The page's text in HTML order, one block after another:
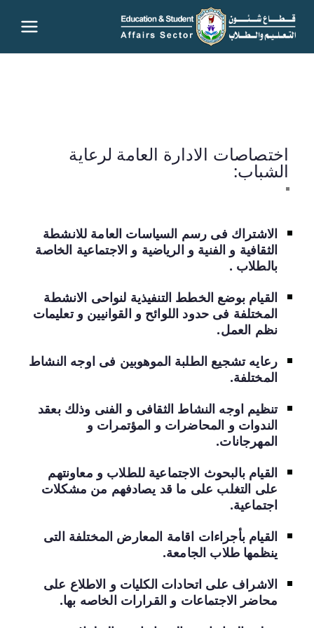
قطاع
والطلاب
سوهاج
اختصاصات الادارة العامة لرعاية
الشباب:
الاشتراك فى رسم السياسات العامة للانشطة
الثقافية و الفنية و الرياضية و الاجتماعية الخاصة
بالطلاب .
القيام بوضع الخطط التنفيذية لنواحى الانشطة
المختلفة فى حدود اللوائح و القوانيين و تعليمات
نظم العمل.
رعايه تشجيع الطلبة الموهوبين فى اوجه النشاط
المختلفة.
تنظيم اوجه النشاط الثقافى و الفنى وذلك بعقد
الندوات و المحاضرات و المؤتمرات و
المهرجانات.
القيام بالبحوث الاجتماعية للطلاب و معاونتهم
على التغلب على ما قد يصادفهم من مشكلات
اجتماعية.
القيام بأجراءات اقامة المعارض المختلفة التى
ينظمها طلاب الجامعة.
الاشراف على اتحادات الكليات و الاطلاع على
محاضر الاجتماعات و القرارات الخاصه بها.